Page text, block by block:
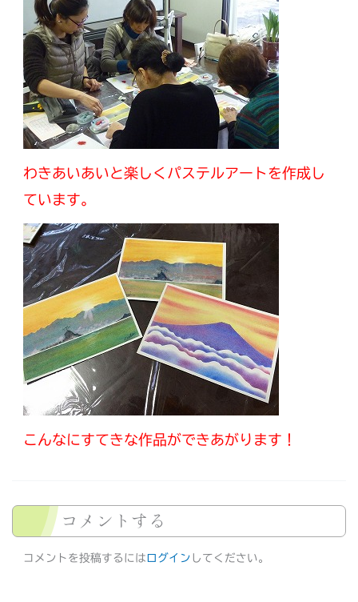
わきあいあいと楽しくパステルアートを作成し
ています。
こんなにすてきな作品ができあがります！
コメントする
コメントを投稿するには ログイン してください。